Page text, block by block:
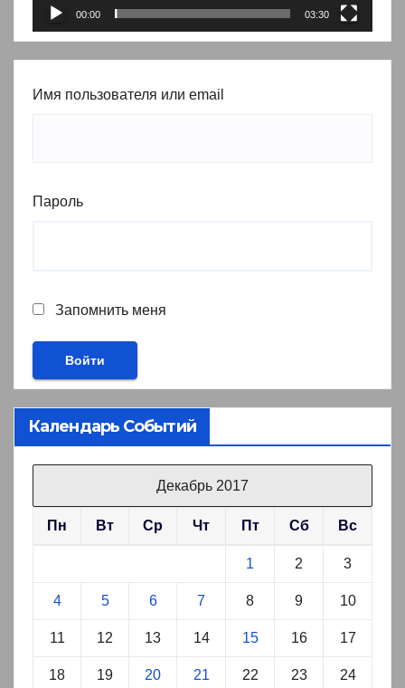
00:00 03:30
Имя пользователя или email
Пароль
Запомнить меня
Календарь Событий
Декабрь 2017
Пн Вт Ср Чт Пт Сб Вс
1 2 3
4 5 6 7 8 9 10
11 12 13 14 15 16 17
18 19 20 21 22 23 24